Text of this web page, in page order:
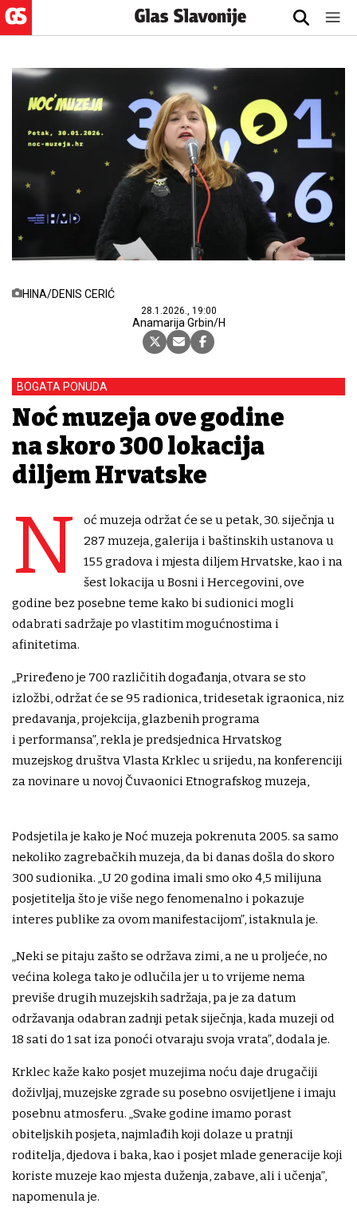
HINA/DENIS CERIĆ
28.1.2026., 19:00
Anamarija Grbin/H
BOGATA PONUDA
Noć muzeja ove godine
na skoro 300 lokacija
diljem Hrvatske
N
oć muzeja održat će se u petak, 30. siječnja u
287 muzeja, galerija i baštinskih ustanova u
155 gradova i mjesta diljem Hrvatske, kao i na
šest lokacija u Bosni i Hercegovini, ove
godine bez posebne teme kako bi sudionici mogli
odabrati sadržaje po vlastitim mogućnostima i
afinitetima.
„Priređeno je 700 različitih događanja, otvara se sto
izložbi, održat će se 95 radionica, tridesetak igraonica, niz
predavanja, projekcija, glazbenih programa
i performansa”, rekla je predsjednica Hrvatskog
muzejskog društva Vlasta Krklec u srijedu, na konferenciji
za novinare u novoj Čuvaonici Etnografskog muzeja,
Podsjetila je kako je Noć muzeja pokrenuta 2005. sa samo
nekoliko zagrebačkih muzeja, da bi danas došla do skoro
300 sudionika. „U 20 godina imali smo oko 4,5 milijuna
posjetitelja što je više nego fenomenalno i pokazuje
interes publike za ovom manifestacijom”, istaknula je.
„Neki se pitaju zašto se održava zimi, a ne u proljeće, no
većina kolega tako je odlučila jer u to vrijeme nema
previše drugih muzejskih sadržaja, pa je za datum
održavanja odabran zadnji petak siječnja, kada muzeji od
18 sati do 1 sat iza ponoći otvaraju svoja vrata”, dodala je.
Krklec kaže kako posjet muzejima noću daje drugačiji
doživljaj, muzejske zgrade su posebno osvijetljene i imaju
posebnu atmosferu. „Svake godine imamo porast
obiteljskih posjeta, najmlađih koji dolaze u pratnji
roditelja, djedova i baka, kao i posjet mlade generacije koji
koriste muzeje kao mjesta duženja, zabave, ali i učenja”,
napomenula je.